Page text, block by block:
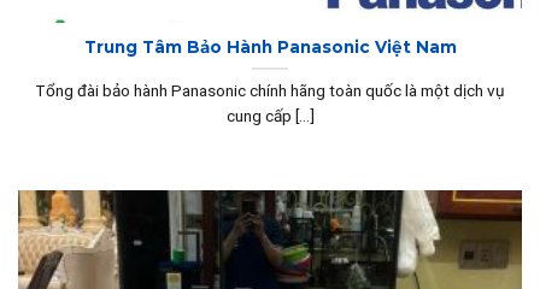
Trung Tâm Bảo Hành Panasonic Việt Nam
Tổng đài bảo hành Panasonic chính hãng toàn quốc là một dịch vụ
cung cấp [...]